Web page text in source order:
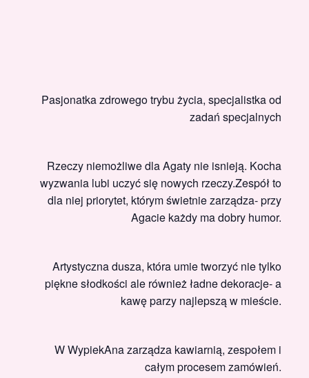
Pasjonatka zdrowego trybu życia, specjalistka od
zadań specjalnych
Rzeczy niemożliwe dla Agaty nie isnieją. Kocha
wyzwania lubi uczyć się nowych rzeczy.Zespół to
dla niej priorytet, którym świetnie zarządza- przy
Agacie każdy ma dobry humor.
Artystyczna dusza, która umie tworzyć nie tylko
piękne słodkości ale również ładne dekoracje- a
kawę parzy najlepszą w mieście.
W WypiekAna zarządza kawiarnią, zespołem i
całym procesem zamówień.